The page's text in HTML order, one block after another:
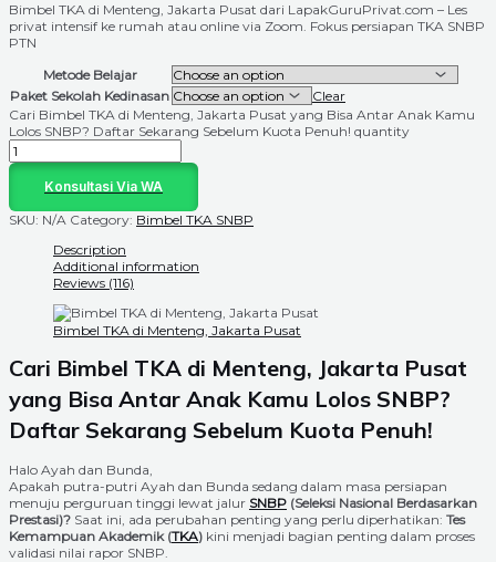
Bimbel TKA di Menteng, Jakarta Pusat dari LapakGuruPrivat.com – Les
privat intensif ke rumah atau online via Zoom. Fokus persiapan TKA SNBP
PTN
Metode Belajar
Paket Sekolah Kedinasan
Clear
Cari Bimbel TKA di Menteng, Jakarta Pusat yang Bisa Antar Anak Kamu
Lolos SNBP? Daftar Sekarang Sebelum Kuota Penuh! quantity
Konsultasi Via WA
SKU: N/A Category: Bimbel TKA SNBP
Description
Additional information
Reviews (116)
Bimbel TKA di Menteng, Jakarta Pusat
Cari Bimbel TKA di Menteng, Jakarta Pusat
yang Bisa Antar Anak Kamu Lolos SNBP?
Daftar Sekarang Sebelum Kuota Penuh!
Halo Ayah dan Bunda,
Apakah putra-putri Ayah dan Bunda sedang dalam masa persiapan
menuju perguruan tinggi lewat jalur SNBP (Seleksi Nasional Berdasarkan
Prestasi)? Saat ini, ada perubahan penting yang perlu diperhatikan: Tes
Kemampuan Akademik (TKA) kini menjadi bagian penting dalam proses
validasi nilai rapor SNBP.